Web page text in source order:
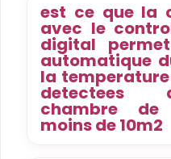
est ce que la
avec le
digital
automatique
la
detectees
chambre
moins de 10m2